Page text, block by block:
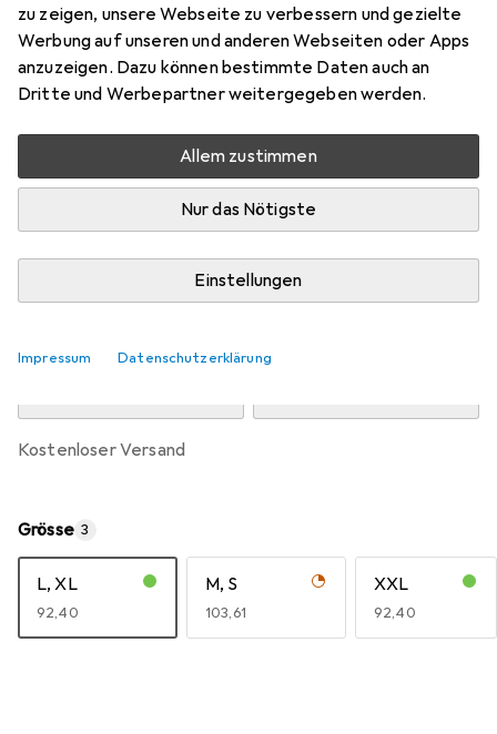
zu zeigen, unsere Webseite zu verbessern und gezielte
Werbung auf unseren und anderen Webseiten oder Apps
anzuzeigen. Dazu können bestimmte Daten auch an
Dritte und Werbepartner weitergegeben werden.
Allem zustimmen
Nur das Nötigste
Einstellungen
Impressum Datenschutzerklärung
Bewertungen Marke
Mehr von Leatt
Zwischen Di, 11.8. und Mi, 12.8. geliefert
Nur 1 Stück an Lager beim Drittanbieter
Lieferort angeben für genaue Lieferzeit
kostenloser Versand
Grösse 3
L, XL
EUR
92,40
M, S
EUR
103,61
XXL
EUR
92,40